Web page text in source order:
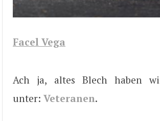
Facel Vega
Ach ja, altes Blech haben
unter: Veteranen.